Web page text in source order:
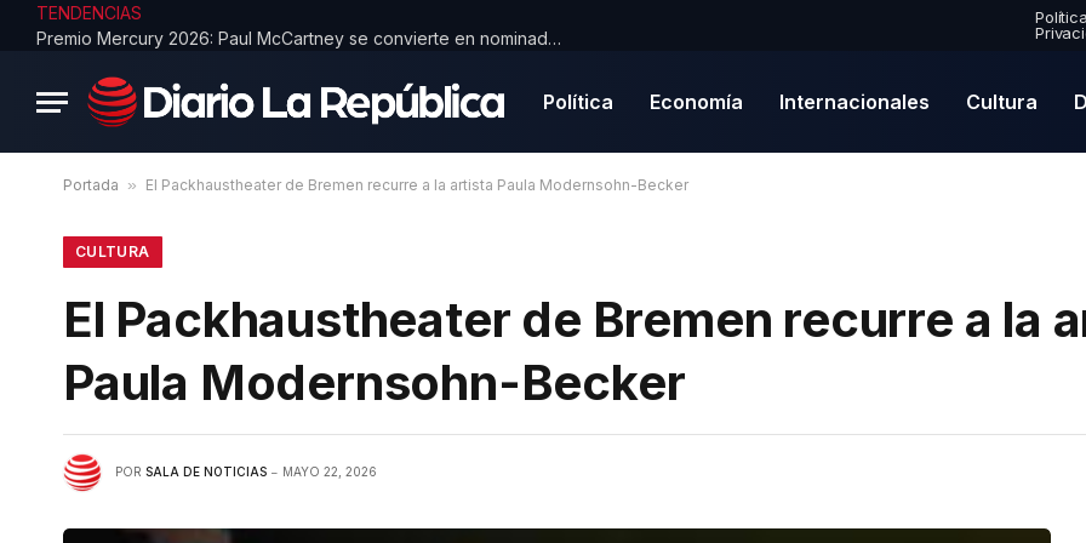
TENDENCIAS
Premio Mercury 2026: Paul McCartney se convierte en nominado por primera vez en una emocionante lista de finalistas
Política Economía Internacionales Cultura
Portada » El Packhaustheater de Bremen recurre a la artista Paula Modernsohn-Becker
CULTURA
El Packhaustheater de Bremen recurre a la
Paula Modernsohn-Becker
POR SALA DE NOTICIAS MAYO 22, 2026